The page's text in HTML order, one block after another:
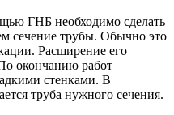
ГНБ необходимо сделать
сечение трубы. Обычно это
Расширение его
окончанию работ
стенками. В
труба нужного сечения.